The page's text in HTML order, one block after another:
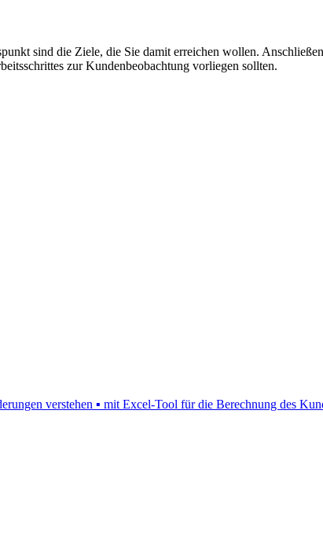
sind die Ziele, die Sie damit erreichen wollen.
zur Kundenbeobachtung vorliegen sollten.
verstehen ▪ mit Excel-Tool für die Berechnung des